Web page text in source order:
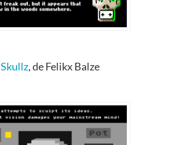
Skullz,de Felikx Balze